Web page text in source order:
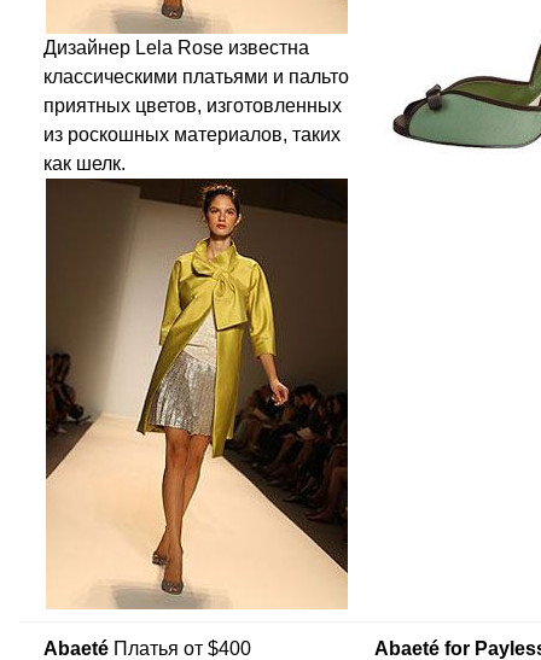
Дизайнер Lela Rose известна
классическими платьями и пальто
приятных цветов, изготовленных
из роскошных материалов, таких
как шелк.
Abaeté Платья от $400
Abaeté for